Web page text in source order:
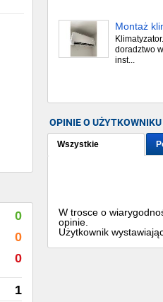
0
0
0
1
Montaż
doradztwo
inst...
OPINIE O UŻYTKOWNIKU
Wszystkie
W trosce o
opinie.
Użytkownik